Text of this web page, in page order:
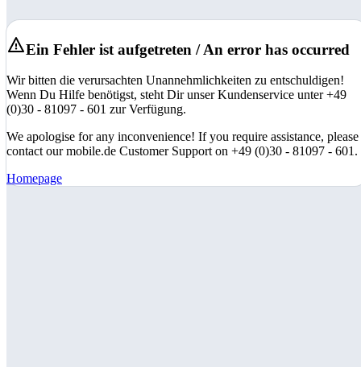
Ein Fehler ist aufgetreten / An error has occurred
Wir bitten die verursachten Unannehmlichkeiten zu entschuldigen!
Wenn Du Hilfe benötigst, steht Dir unser Kundenservice unter +49
(0)30 - 81097 - 601 zur Verfügung.
We apologise for any inconvenience! If you require assistance, please
contact our mobile.de Customer Support on +49 (0)30 - 81097 - 601.
Homepage